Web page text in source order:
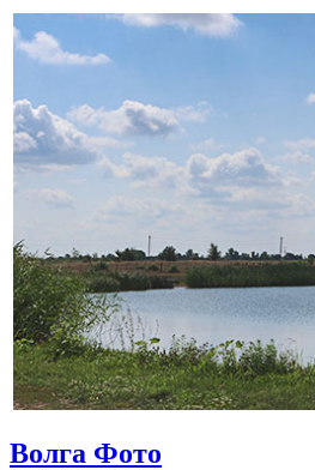
Волга Фото